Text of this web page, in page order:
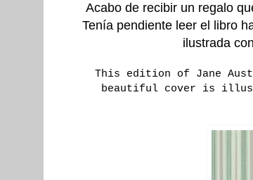
Acabo de recibir un regalo
Tenía pendiente leer el libro
ilustrada
This edition of Jane
beautiful cover is